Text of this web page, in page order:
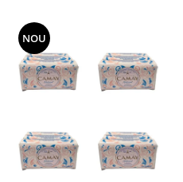
Accesorii machiaj
Igiena dentara
Periute de dinti
Pasta de dinti
Ata dentara
Adeziv dentar si ingrijire proteza
Igiena intima
NOU